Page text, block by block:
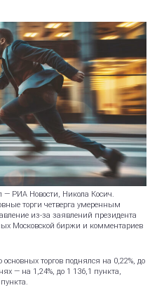
РИА Новости, Никола Косич.
торги четверга умеренным
из-за заявлений президента
Московской биржи и комментариев
торгов поднялся на 0,22%, до
— на 1,24%, до 1 136,1 пункта,